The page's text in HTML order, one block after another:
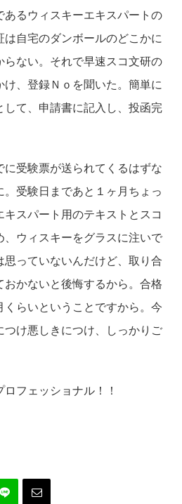
あるウィスキーエキスパートの
自宅のダンボールのどこかに
らない。それで早速スコ文研の
け、登録Ｎｏを聞いた。簡単に
て、申請書に記入し、投函完
受験票が送られてくるはずな
受験日まであと１ヶ月ちょっ
スパート用のテキストとスコ
、ウィスキーをグラスに注いで
っていないんだけど、取り合
おかないと後悔するから。合格
らいということですから。今
け悪しきにつけ、しっかりご
フェッショナル！！